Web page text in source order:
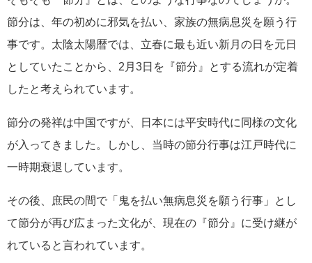
節分は、年の初めに邪気を払い、家族の無病息災を願う行
事です。太陰太陽暦では、立春に最も近い新月の日を元日
としていたことから、2月3日を『節分』とする流れが定着
したと考えられています。
節分の発祥は中国ですが、日本には平安時代に同様の文化
が入ってきました。しかし、当時の節分行事は江戸時代に
一時期衰退しています。
その後、庶民の間で「鬼を払い無病息災を願う行事」とし
て節分が再び広まった文化が、現在の『節分』に受け継が
れていると言われています。